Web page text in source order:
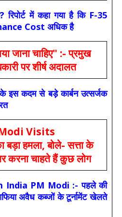
में कहा गया है कि F-35
Cost अधिक है
जाना चाहिए" :- प्रमुख
पर शीर्ष अदालत
के इस कदम से बड़े कार्बन उत्सर्जक
Visits
हमला, बोले- सत्ता के
करना चाहते हैं कुछ लोग
PM Modi :- पहले की
अवैध कब्जों के टूर्नामेंट खेलते